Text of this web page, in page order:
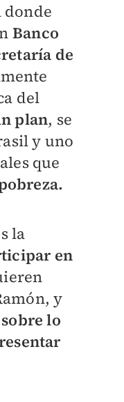
donde
Banco
de
del
plan, se
y uno
que
la
en
y
sobre lo